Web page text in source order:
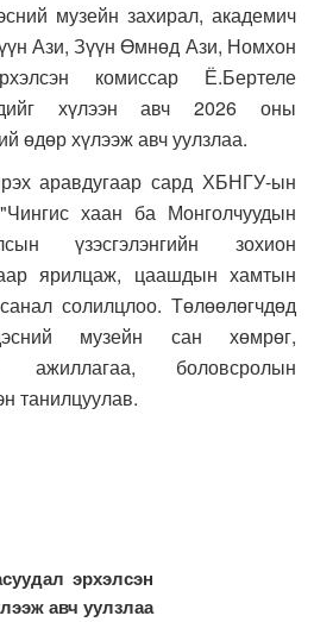
музейн захирал, академич
Ази, Зүүн Өмнөд Ази, Номхон
комиссар Ё.Бертеле
хүлээн авч 2026 оны
өдөр хүлээж авч уулзлаа.
аравдугаар сард ХБНГУ-ын
хаан ба Монголчуудын
үзэсгэлэнгийн зохион
ярилцаж, цаашдын хамтын
солилцлоо. Төлөөлөгчдөд
музейн сан хөмрөг,
ажиллагаа, боловсролын
танилцуулав.
эрхэлсэн
авч уулзлаа